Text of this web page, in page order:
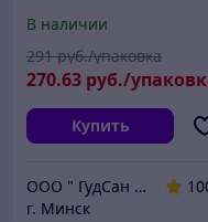
В наличии
270.63 руб./
291 руб./упаковка
Купить
ООО " ГудСан " сантехника, отопление
г. Минск